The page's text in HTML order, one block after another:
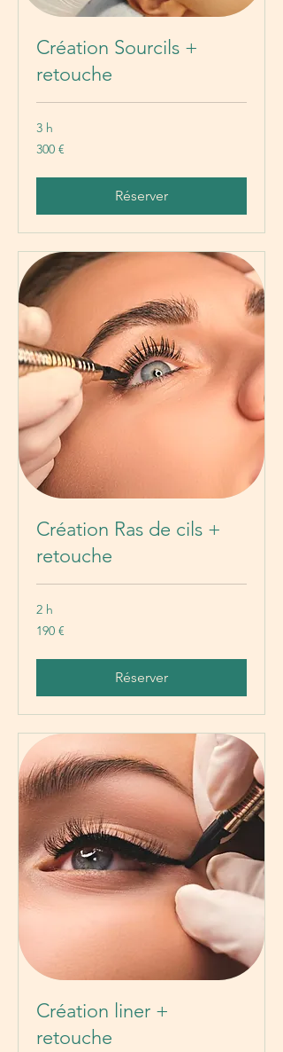
Création Sourcils +
retouche
3 h
300
euros
300 €
Réserver
Création Ras de cils +
retouche
2 h
190
euros
190 €
Réserver
Création liner +
retouche